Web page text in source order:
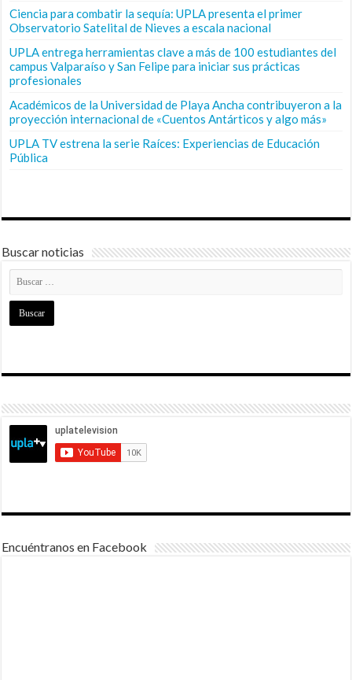
Ciencia para combatir la sequía: UPLA presenta el primer
Observatorio Satelital de Nieves a escala nacional
UPLA entrega herramientas clave a más de 100 estudiantes del
campus Valparaíso y San Felipe para iniciar sus prácticas
profesionales
Académicos de la Universidad de Playa Ancha contribuyeron a la
proyección internacional de «Cuentos Antárticos y algo más»
UPLA TV estrena la serie Raíces: Experiencias de Educación
Pública
Buscar noticias
Encuéntranos en Facebook